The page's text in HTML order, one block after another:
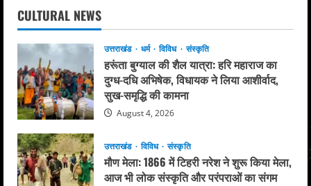
CULTURAL NEWS
उत्तराखंड धर्म विविध संस्कृति
हरूंता बुग्याल की शैल यात्रा: हरि महाराज का
दुग्ध-दधि अभिषेक, विधायक ने लिया आशीर्वाद,
सुख-समृद्धि की कामना
August 4, 2026
उत्तराखंड विविध संस्कृति
मौण मेला: 1866 में टिहरी नरेश ने शुरू किया मेला,
आज भी लोक संस्कृति और परंपराओं का संगम